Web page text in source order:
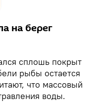
на берег
сплошь покрыт
рыбы остается
что массовый
воды.